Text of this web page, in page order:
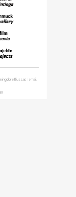
| email: